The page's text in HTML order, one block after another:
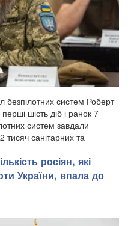
безпілотних систем Роберт
шість діб і ранок 7
систем завдали
тисяч санітарних та
росіян, які
України, впала до